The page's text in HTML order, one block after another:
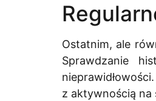
Ostatnim, ale
Sprawdzanie
z aktywnością na